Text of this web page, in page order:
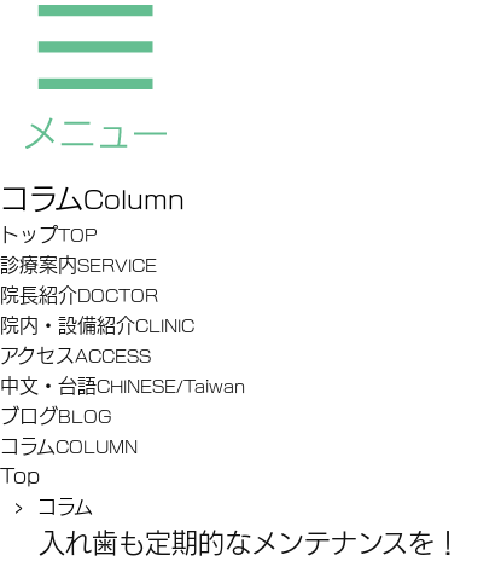
コラムColumn
トップTOP
診療案内SERVICE
院長紹介DOCTOR
院内・設備紹介CLINIC
アクセスACCESS
中文・台語CHINESE/Taiwan
ブログBLOG
コラムCOLUMN
Top
› コラム
入れ歯も定期的なメンテナンスを！